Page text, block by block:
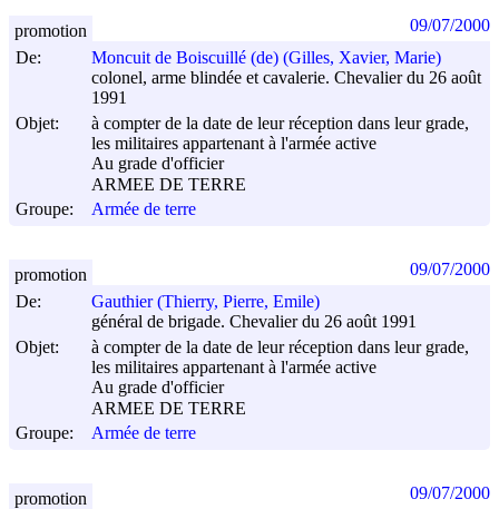
De:
Moncuit de Boiscuillé (de) (Gilles, Xavier, Marie)
colonel, arme blindée et cavalerie. Chevalier du 26 août
1991
Objet:
à compter de la date de leur réception dans leur grade,
les militaires appartenant à l'armée active
Au grade d'officier
ARMEE DE TERRE
Groupe:
Armée de terre
promotion 09/07/2000
De:
Gauthier (Thierry, Pierre, Emile)
général de brigade. Chevalier du 26 août 1991
Objet:
à compter de la date de leur réception dans leur grade,
les militaires appartenant à l'armée active
Au grade d'officier
ARMEE DE TERRE
Groupe:
Armée de terre
promotion 09/07/2000
promotion 09/07/2000